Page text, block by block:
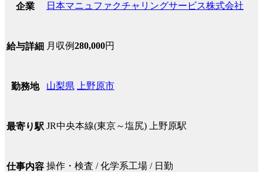
企業 日本マニュファクチャリングサービス株式会社
給与詳細 月収例280,000円
勤務地 山梨県 上野原市
最寄り駅 JR中央本線(東京～塩尻) 上野原駅
仕事内容 操作・検査 / 化学系工場 / 日勤